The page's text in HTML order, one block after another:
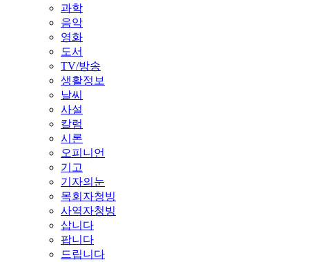
과학
음악
영화
도서
TV/방송
생활정보
날씨
사설
칼럼
시론
오피니언
기고
기자의눈
목회자청빙
사역자청빙
삽니다
팝니다
드립니다